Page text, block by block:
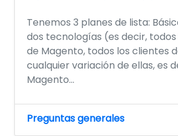
Tenemos 3 planes de lista:
dos tecnologías (es decir,
de Magento, todos los clientes
cualquier variación de ellas, es
Magento...
Preguntas generales